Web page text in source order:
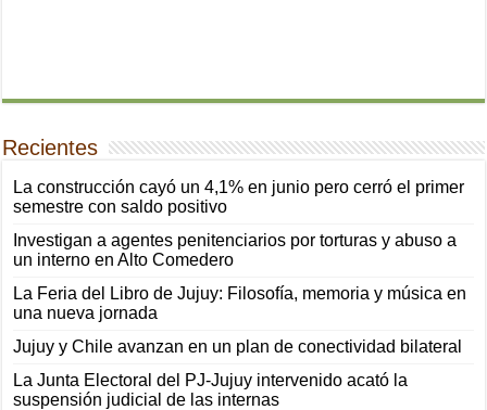
Recientes
La construcción cayó un 4,1% en junio pero cerró el primer
semestre con saldo positivo
Investigan a agentes penitenciarios por torturas y abuso a
un interno en Alto Comedero
La Feria del Libro de Jujuy: Filosofía, memoria y música en
una nueva jornada
Jujuy y Chile avanzan en un plan de conectividad bilateral
La Junta Electoral del PJ-Jujuy intervenido acató la
suspensión judicial de las internas